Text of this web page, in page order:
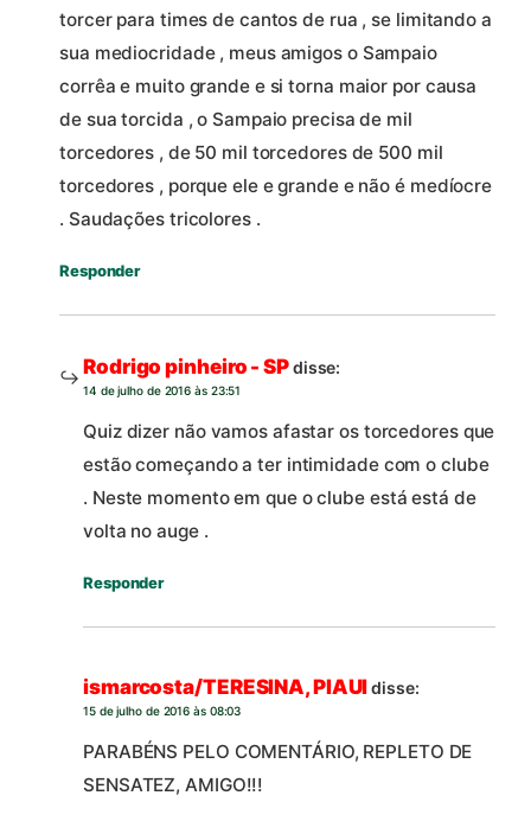
torcer para times de cantos de rua , se limitando a
sua mediocridade , meus amigos o Sampaio
corrêa e muito grande e si torna maior por causa
de sua torcida , o Sampaio precisa de mil
torcedores , de 50 mil torcedores de 500 mil
torcedores , porque ele e grande e não é medíocre
. Saudações tricolores .
Responder
Rodrigo pinheiro - SPdisse:
14 de julho de 2016 às 23:51
Quiz dizer não vamos afastar os torcedores que
estão começando a ter intimidade com o clube
. Neste momento em que o clube está está de
volta no auge .
Responder
ismarcosta/TERESINA, PIAUIdisse:
15 de julho de 2016 às 08:03
PARABÉNS PELO COMENTÁRIO, REPLETO DE
SENSATEZ, AMIGO!!!